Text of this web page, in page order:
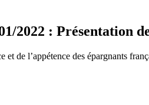
2022 : Présentation
de l’appétence des épargnants